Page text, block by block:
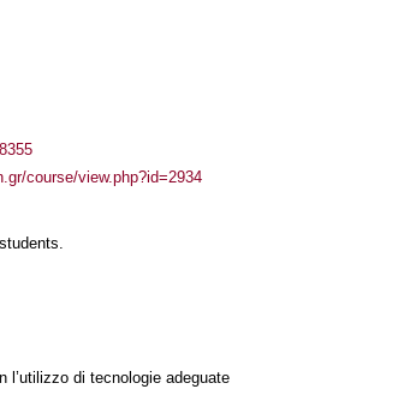
course/view.php?id=2934
l’utilizzo di tecnologie adeguate